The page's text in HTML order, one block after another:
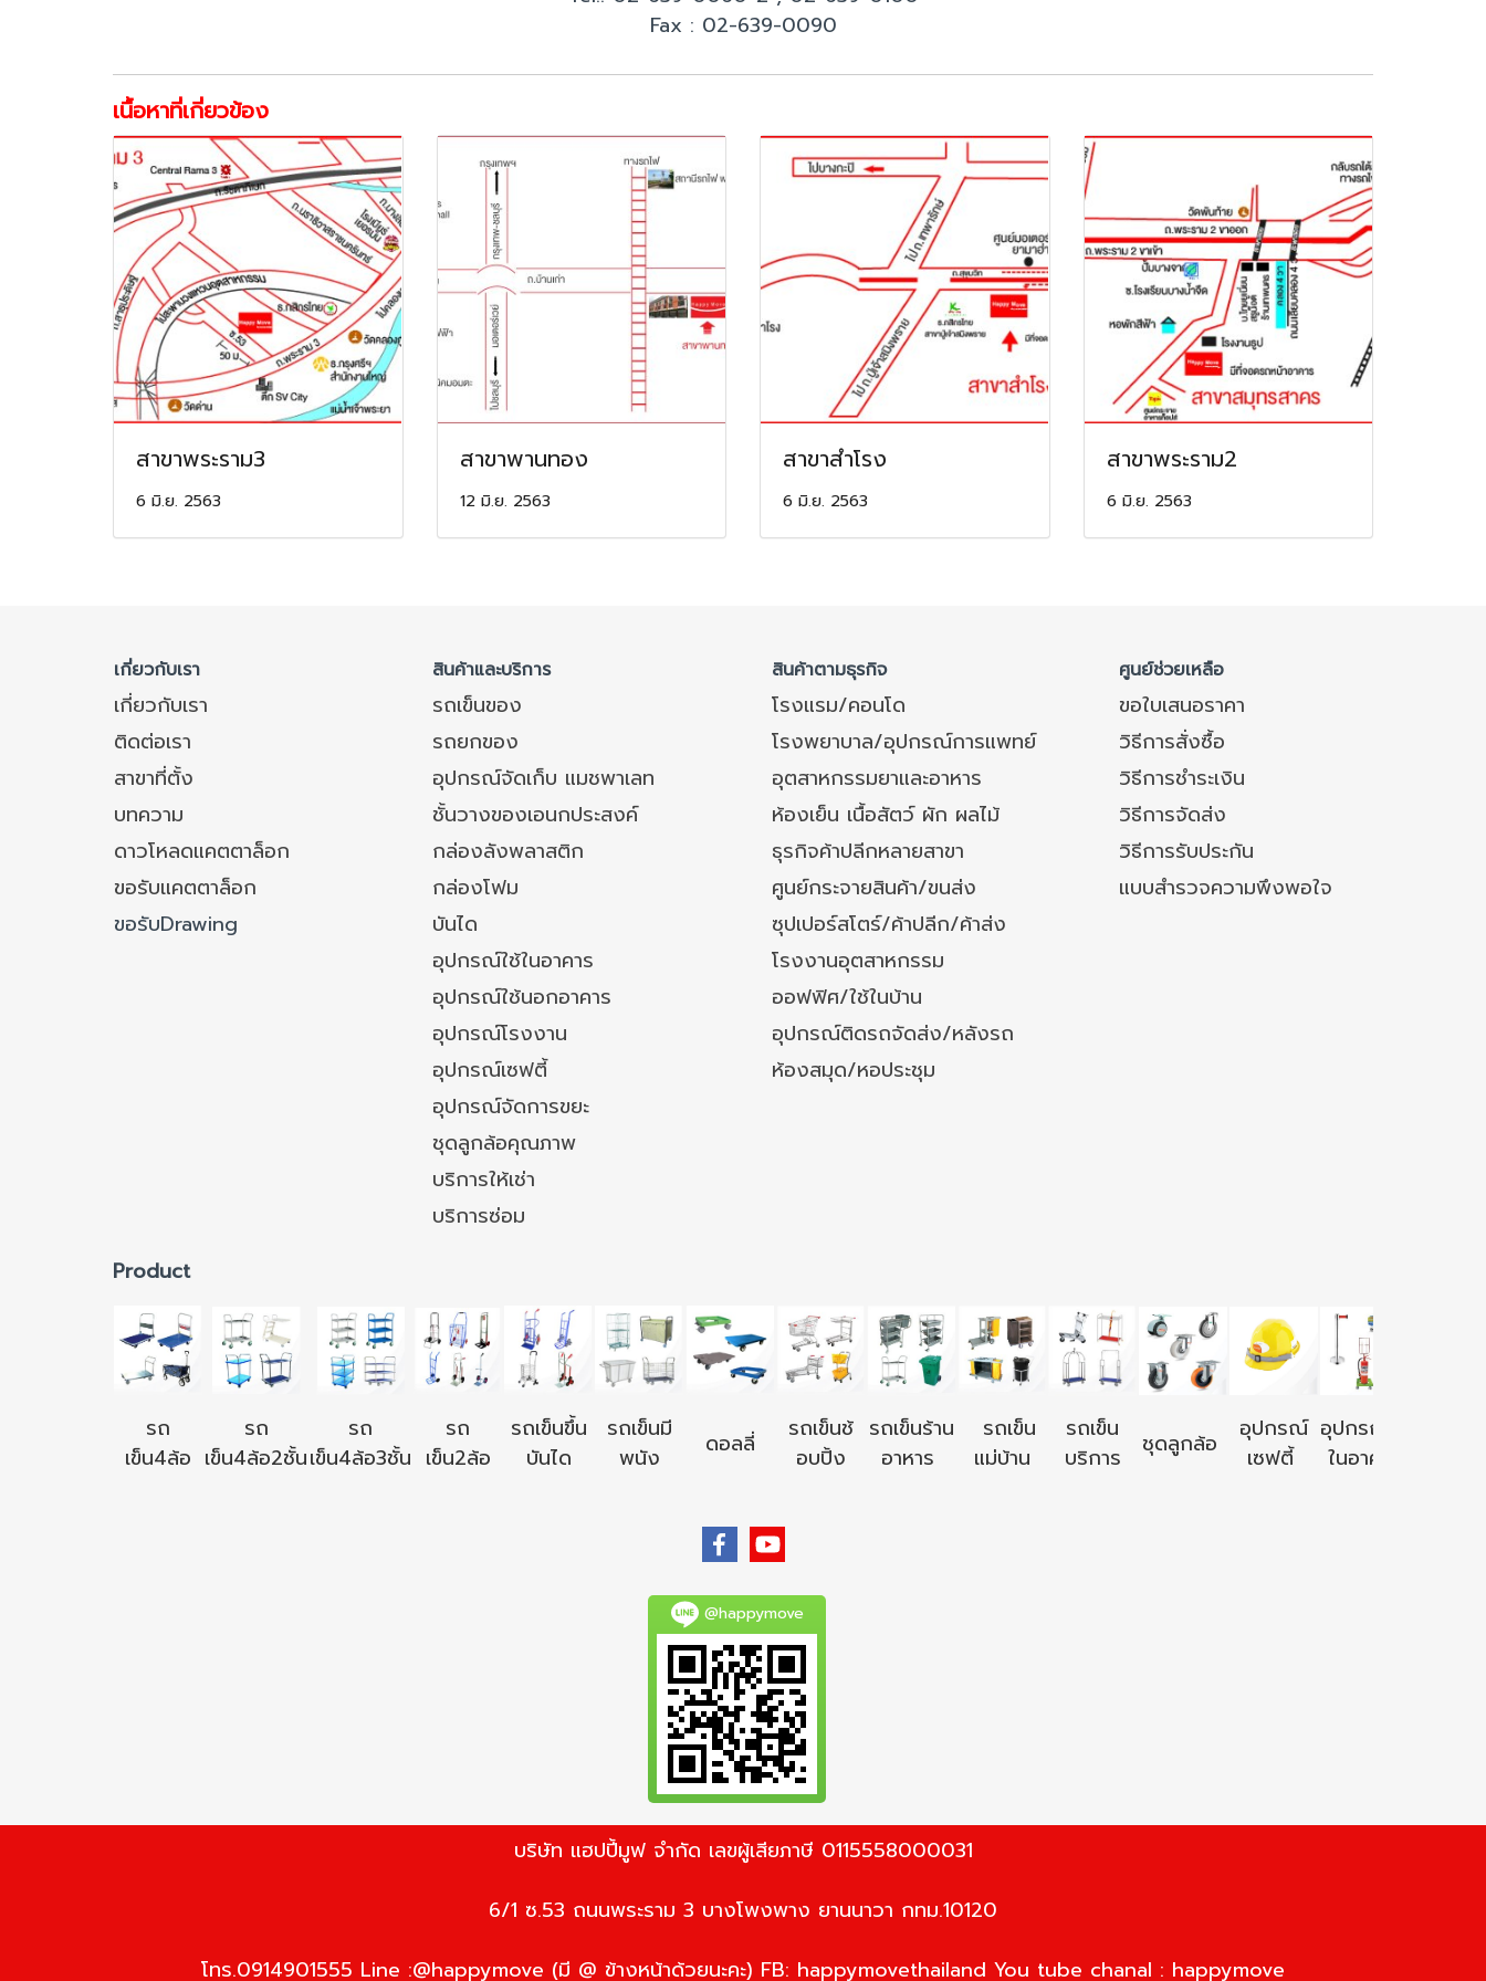
Fax : 02-639-0090
เนื้อหาที่เกี่ยวข้อง
สาขาพระราม3
6 มิ.ย. 2563
สาขาพานทอง
12 มิ.ย. 2563
สาขาสำโรง
6 มิ.ย. 2563
สาขาพระราม2
6 มิ.ย. 2563
เกี่ยวกับเรา สินค้าและบริการ สินค้าตามธุรกิจ ศูนย์ช่วยเหลือ
เกี่ยวกับเรา รถเข็นของ โรงแรม/คอนโด
ขอใบเสนอราคา
ติดต่อเรา
รถยกของ โรงพยาบาล/อุปกรณ์การแพทย์
วิธีการสั่งซื้อ
สาขาที่ตั้ง
อุปกรณ์จัดเก็บ แมชพาเลท อุตสาหกรรมยาและอาหาร
วิธีการชำระเงิน
บทความ
ชั้นวางของเอนกประสงค์ ห้องเย็น เนื้อสัตว์ ผัก ผลไม้
วิธีการจัดส่ง
ดาวโหลดแคตตาล็อก
กล่องลังพลาสติก ธุรกิจค้าปลีกหลายสาขา
วิธีการรับประกัน
ขอรับแคตตาล็อก
กล่องโฟม ศูนย์กระจายสินค้า/ขนส่ง
แบบสำรวจความพึงพอใจ
ขอรับDrawing
บันได
ซุปเปอร์สโตร์/ค้าปลีก/ค้าส่ง
อุปกรณ์ใช้ในอาคาร
โรงงานอุตสาหกรรม
อุปกรณ์ใช้นอกอาคาร
ออฟฟิศ/ใช้ในบ้าน
อุปกรณ์โรงงาน
อุปกรณ์ติดรถจัดส่ง/หลังรถ
อุปกรณ์เซฟตี้
ห้องสมุด/หอประชุม
อุปกรณ์จัดการขยะ
ชุดลูกล้อคุณภาพ
บริการให้เช่า
บริการซ่อม
Product
รถ
เข็น4ล้อ
รถ
เข็น4ล้อ2ชั้น
รถ
เข็น4ล้อ3ชั้น
รถ
เข็น2ล้อ
รถเข็นขึ้น
บันได
รถเข็นมี
พนัง
ดอลลี่
รถเข็นช้
อบปิ้ง
รถเข็นร้าน
อาหาร
รถเข็น
แม่บ้าน
รถเข็น
บริการ
ชุดลูกล้อ
อุปกรณ์
เซฟตี้
อุปกรณ์ใช้
ในอาคาร
@happymove
บริษัท แฮปปี้มูฟ จำกัด เลขผู้เสียภาษี 0115558000031
6/1 ซ.53 ถนนพระราม 3 บางโพงพาง ยานนาวา กทม.10120
โทร.0914901555 Line :@happymove (มี @ ข้างหน้าด้วยนะคะ) FB: happymovethailand You tube chanal : happymove